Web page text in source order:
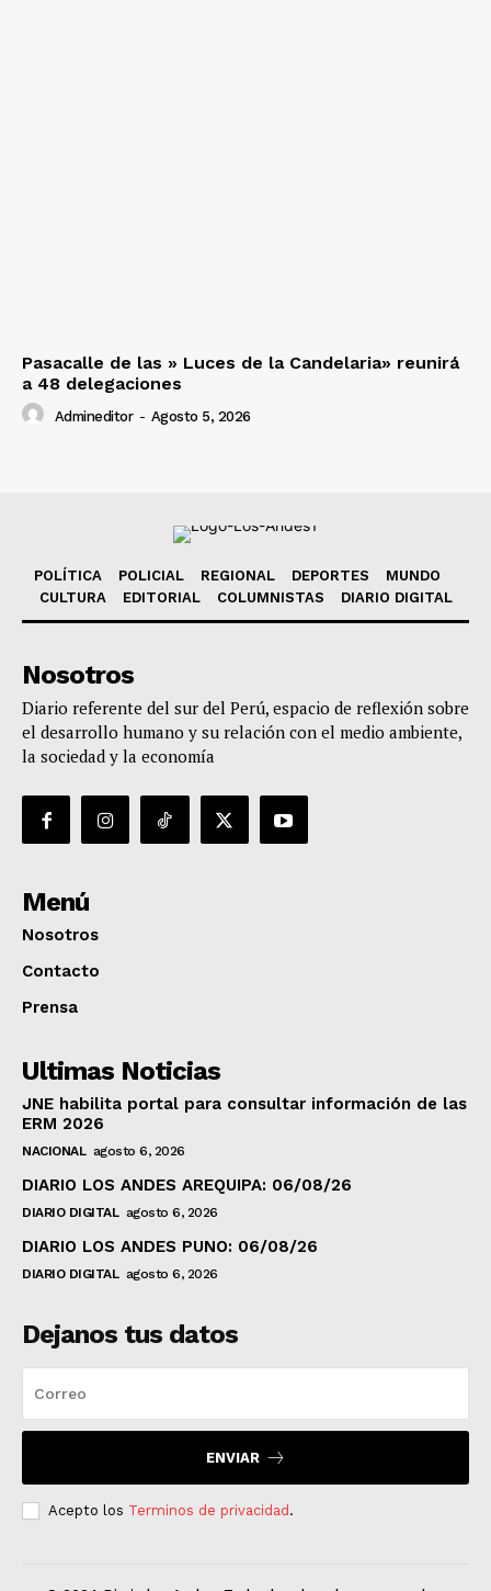
Pasacalle de las » Luces de la Candelaria» reunirá
a 48 delegaciones
Admineditor - Agosto 5, 2026
POLÍTICA POLICIAL REGIONAL DEPORTES
MUNDO
CULTURA
EDITORIAL COLUMNISTAS DIARIO DIGITAL
Nosotros
Diario referente del sur del Perú, espacio de reflexión sobre
el desarrollo humano y su relación con el medio ambiente,
la sociedad y la economía
Menú
Nosotros
Contacto
Prensa
Ultimas Noticias
JNE habilita portal para consultar información de las
ERM 2026
NACIONAL agosto 6, 2026
DIARIO LOS ANDES AREQUIPA: 06/08/26
DIARIO DIGITAL agosto 6, 2026
DIARIO LOS ANDES PUNO: 06/08/26
DIARIO DIGITAL agosto 6, 2026
Dejanos tus datos
ENVIAR
Acepto los Terminos de privacidad.